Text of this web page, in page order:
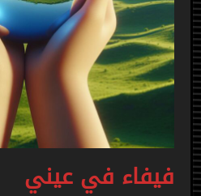
فيفاء في عيني